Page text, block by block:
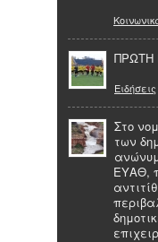
ΠΡΩΤΗ
Ειδήσεις
Στο
των
ΕΥΑΘ,